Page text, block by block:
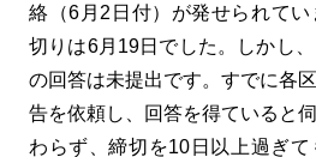
絡（6月2日付）が発せられて
切りは6月19日でした。しかし
の回答は未提出です。すでに各
告を依頼し、回答を得ていると
わらず、締切を10日以上過ぎ